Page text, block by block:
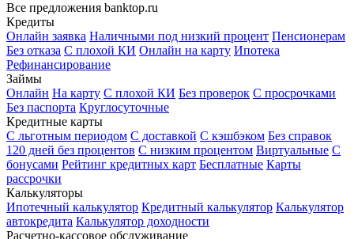
Все предложения banktop.ru
Кредиты
Онлайн заявка Наличными под низкий процент Пенсионерам
Без отказа С плохой КИ Онлайн на карту Ипотека
Рефинансирование
Займы
Онлайн На карту С плохой КИ Без проверок С просрочками
Без паспорта Круглосуточные
Кредитные карты
С льготным периодом С доставкой С кэшбэком Без справок
120 дней без процентов С низким процентом Виртуальные С
бонусами Рейтинг кредитных карт Бесплатные Карты
рассрочки
Калькуляторы
Ипотечный калькулятор Кредитный калькулятор Калькулятор
автокредита Калькулятор доходности
Расчетно-кассовое обслуживание